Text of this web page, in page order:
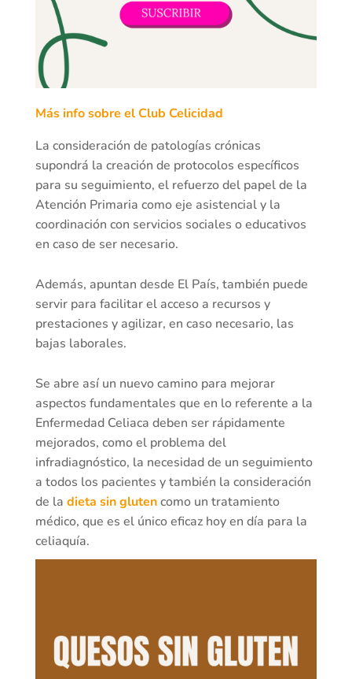
Más info sobre el Club Celicidad
La consideración de patologías crónicas
supondrá la creación de protocolos específicos
para su seguimiento, el refuerzo del papel de la
Atención Primaria como eje asistencial y la
coordinación con servicios sociales o educativos
en caso de ser necesario.
Además, apuntan desde El País, también puede
servir para facilitar el acceso a recursos y
prestaciones y agilizar, en caso necesario, las
bajas laborales.
Se abre así un nuevo camino para mejorar
aspectos fundamentales que en lo referente a la
Enfermedad Celiaca deben ser rápidamente
mejorados, como el problema del
infradiagnóstico, la necesidad de un seguimiento
a todos los pacientes y también la consideración
de la dieta sin glutencomo un tratamiento
médico, que es el único eficaz hoy en día para la
celiaquía.